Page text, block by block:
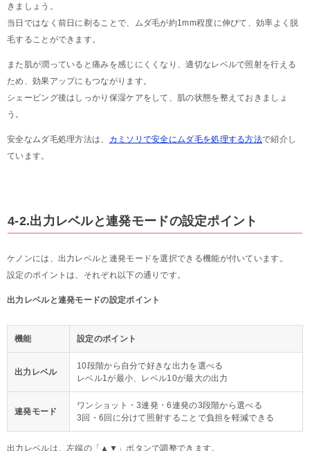
きましょう。
当日ではなく前日に剃ることで、ムダ毛が約1mm程度に伸びて、効率よく脱
毛することができます。
また肌が潤っていると痛みを感じにくくなり、適切なレベルで照射を行える
ため、効果アップにもつながります。
シェービング後はしっかり保湿ケアをして、肌の状態を整えておきましょ
う。
安全なムダ毛処理方法は、 カミソリで安全にムダ毛を処理する方法で紹介し
ています。
4-2.出力レベルと連発モードの設定ポイント
ケノンには、出力レベルと連発モードを選択できる機能が付いています。
設定のポイントは、それぞれ以下の通りです。
出力レベルと連発モードの設定ポイント
機能 設定のポイント
出力レベル
10段階から自分で好きな出力を選べる
レベル1が最小、レベル10が最大の出力
連発モード
ワンショット・3連発・6連発の3段階から選べる
3回・6回に分けて照射することで負担を軽減できる
出力レベルは、左端の「▲▼」ボタンで調整できます。